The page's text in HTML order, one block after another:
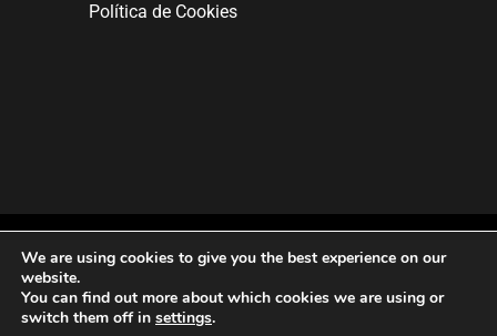
Política de Cookies
Copyright © 2025. All rights reserved.
We are using cookies to give you the best experience on our
website.
You can find out more about which cookies we are using or
switch them off in settings.